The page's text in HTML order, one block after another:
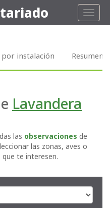
Toggle
por instalación Resumen
Lavandera
las observaciones de
las zonas, aves o
te interesen.